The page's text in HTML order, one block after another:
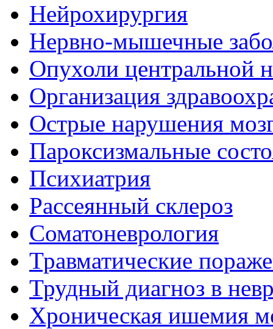
Нейрохирургия
Нервно-мышечные
Опухоли центральной
Организация
Острые нарушения
Пароксизмальные
Психиатрия
Рассеянный склероз
Соматоневрология
Травматические
Трудный диагноз в
Хроническая ишемия